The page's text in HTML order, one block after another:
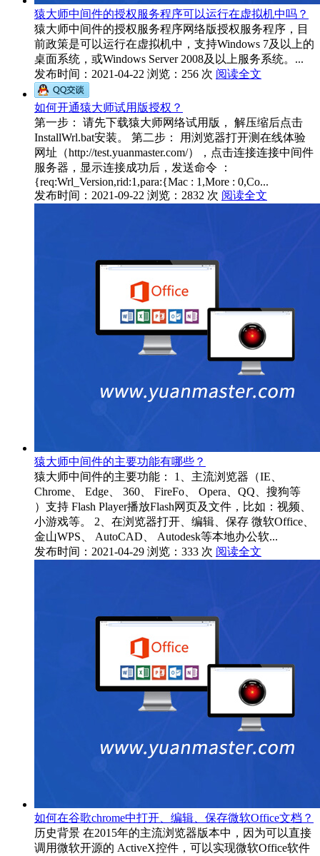
猿大师中间件的授权服务程序可以运行在虚拟机中吗？
猿大师中间件的授权服务程序网络版授权服务程序，目
前政策是可以运行在虚拟机中，支持Windows 7及以上的
桌面系统，或Windows Server 2008及以上服务系统。...
发布时间：2021-04-22 浏览：256 次 阅读全文
如何开通猿大师试用版授权？
第一步： 请先下载猿大师网络试用版， 解压缩后点击
InstallWrl.bat安装。 第二步： 用浏览器打开测在线体验
网址（http://test.yuanmaster.com/），点击连接连接中间件
服务器，显示连接成功后，发送命令 ：
{req:Wrl_Version,rid:1,para:{Mac : 1,More : 0,Co...
发布时间：2021-09-22 浏览：2832 次 阅读全文
猿大师中间件的主要功能有哪些？
猿大师中间件的主要功能： 1、主流浏览器（IE、
Chrome、 Edge、 360、 FireFo、 Opera、QQ、搜狗等
）支持 Flash Player播放Flash网页及文件，比如：视频、
小游戏等。 2、在浏览器打开、编辑、保存 微软Office、
金山WPS、 AutoCAD、 Autodesk等本地办公软...
发布时间：2021-04-29 浏览：333 次 阅读全文
如何在谷歌chrome中打开、编辑、保存微软Office文档？
历史背景 在2015年的主流浏览器版本中，因为可以直接
调用微软开源的 ActiveX控件，可以实现微软Office软件